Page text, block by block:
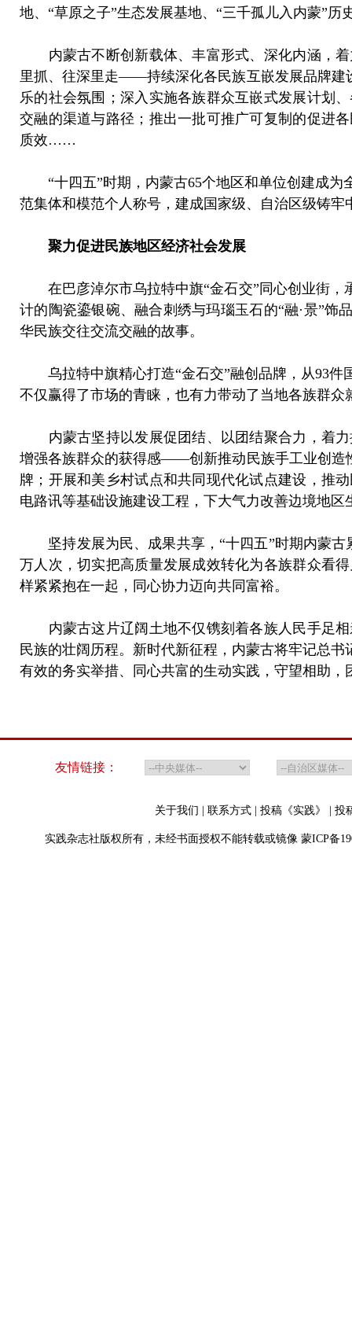
地、“草原之子”生态发展基地、“三千孤儿入内蒙”
内蒙古不断创新载体、丰富形式、深化内涵，着
里抓、往深里走——持续深化各民族互嵌发展品牌建
乐的社会氛围；深入实施各族群众互嵌式发展计划
交融的渠道与路径；推出一批可推广可复制的促进
质效……
“十四五”时期，内蒙古65个地区和单位创建成为
范集体和模范个人称号，建成国家级、自治区级铸
聚力促进民族地区经济社会发展
在巴彦淖尔市乌拉特中旗“金石交”同心创业街，
计的陶瓷鎏银碗、融合刺绣与玛瑙玉石的“融·景”饰
华民族交往交流交融的故事。
乌拉特中旗精心打造“金石交”融创品牌，从93件
不仅赢得了市场的青睐，也有力带动了当地各族群众
内蒙古坚持以发展促团结、以团结聚合力，着力
增强各族群众的获得感——创新推动民族手工业创造
牌；开展和美乡村试点和共同现代化试点建设，推
电路讯等基础设施建设工程，下大气力改善边境地
坚持发展为民、成果共享，“十四五”时期内蒙古
万人次，切实把高质量发展成效转化为各族群众看
样紧紧抱在一起，同心协力迈向共同富裕。
内蒙古这片辽阔土地不仅镌刻着各族人民手足相
民族的壮阔历程。新时代新征程，内蒙古将牢记总
有效的务实举措、同心共富的生动实践，守望相助
友情链接：
关于我们 联系方式 投稿《实践》 投
实践杂志社版权所有，未经书面授权不能转载或镜像 蒙ICP备